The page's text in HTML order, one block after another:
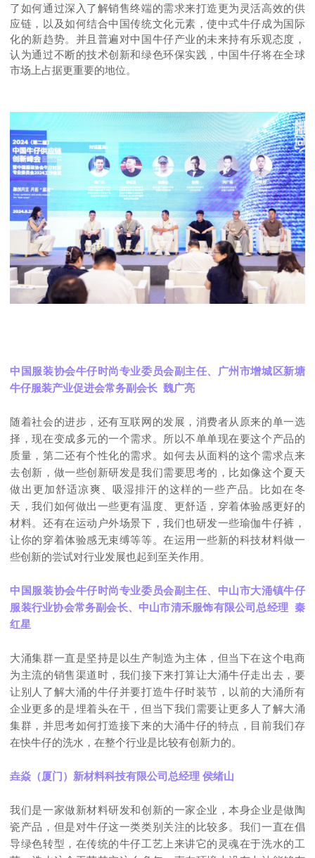
了如何通过深入了解销售终端的需求来打造更为灵活高效的供
应链，以及如何结合中国传统文化元素，使中式牛仔成为国际
化的新趋势。并且普遍对中国牛仔产业的未来持有乐观态度，
认为通过不断的技术创新和绿色环保实践，中国牛仔将在全球
市场上占据更重要的地位。
中国服装协会牛仔时尚专业委员会副主任、广州市增城区新塘
牛仔服装产业促进会常务副会长 魏广亮
随着社会的进步，还有互联网的发展，消费者从原来的单一选
择，现在变成多元的一个需求。所以不单单现在要这个产品的
质量，第二还有个性化的需求。如何去从面料的这个需求点来
去创新，做一些创新研发是我们需要思考的，比如像这个夏天
做出更加舒适凉爽、吸湿排汗的这样的一些产品。比如在冬
天，我们如何做出一些更有温度、更舒适，穿着体验感更好的
材料。还有在运动户外场景下，我们也研发一些瑜伽牛仔裤，
让你的穿着体验感无束缚等等。在运用一些新的科技材料做一
些创新的尝试对行业发展也起到至关作用。
中国服装协会牛仔时尚专业委员会副主任、中山市大涌镇牛仔
服装行业协会常务副会长、中山市清禾服饰有限公司总经理 秦
红星
大涌集群一直是坚持是以生产制造为主体，但当下在这个电商
为主流的销售渠道时，我们接下来打算让大涌牛仔走出去，要
让别人了解大涌的牛仔并要打造牛仔时装节，以前的大涌所有
企业更多的是埋着头在干，但当下我们需要让更多人了解大涌
集群，并思考如何打造接下来的大涌牛仔的特点，目前我们存
在快牛仔的洗水，在整个行业是比较有创新力的。
垚焱（厦门）新材料科技有限公司总经理 侯绪山
我们是一家做新材料研发和创新的一家企业，本身企业是做陶
瓷产品，但是对牛仔这一类类别关注的比较多。我们一直在倡
导绿色转型，在传统的牛仔工艺上来讲它的灵魂在于洗水的工